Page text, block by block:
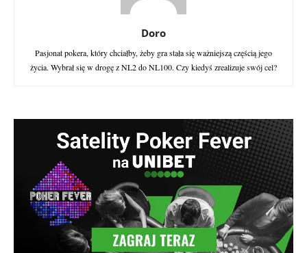
Doro
Pasjonat pokera, który chciałby, żeby gra stała się ważniejszą częścią jego
życia. Wybrał się w drogę z NL2 do NL100. Czy kiedyś zrealizuje swój cel?